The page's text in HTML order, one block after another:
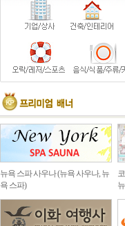
뉴욕 스파 사우나 (뉴욕 사우나, 뉴
욕 스파)